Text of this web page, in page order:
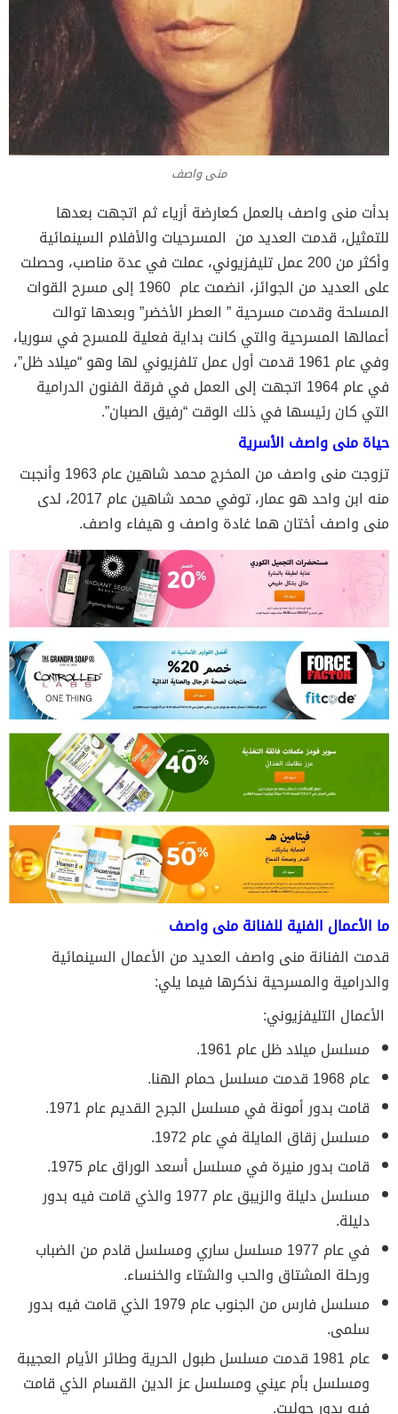
منى واصف
بدأت منى واصف بالعمل كعارضة أزياء ثم اتجهت بعدها
للتمثيل، قدمت العديد من المسرحيات والأفلام السينمائية
وأكثر من 200 عمل تليفزيوني، عملت في عدة مناصب، وحصلت
على العديد من الجوائز، انضمت عام 1960 إلى مسرح القوات
المسلحة وقدمت مسرحية ” العطر الأخضر” وبعدها توالت
أعمالها المسرحية والتي كانت بداية فعلية للمسرح في سوريا،
وفي عام 1961 قدمت أول عمل تلفزيوني لها وهو “ميلاد ظل”،
في عام 1964 اتجهت إلى العمل في فرقة الفنون الدرامية
التي كان رئيسها في ذلك الوقت “رفيق الصبان”.
حياة منى واصف الأسرية
تزوجت منى واصف من المخرج محمد شاهين عام 1963 وأنجبت
منه ابن واحد هو عمار، توفي محمد شاهين عام 2017، لدى
منى واصف أختان هما غادة واصف و هيفاء واصف.
ما الأعمال الفنية للفنانة منى واصف
قدمت الفنانة منى واصف العديد من الأعمال السينمائية
والدرامية والمسرحية نذكرها فيما يلي:
الأعمال التليفزيوني:
مسلسل ميلاد ظل عام 1961.
عام 1968 قدمت مسلسل حمام الهنا.
قامت بدور أمونة في مسلسل الجرح القديم عام 1971.
مسلسل زقاق المايلة في عام 1972.
قامت بدور منيرة في مسلسل أسعد الوراق عام 1975.
مسلسل دليلة والزيبق عام 1977 والذي قامت فيه بدور
دليلة.
في عام 1977 مسلسل ساري ومسلسل قادم من الضباب
ورحلة المشتاق والحب والشتاء والخنساء.
مسلسل فارس من الجنوب عام 1979 الذي قامت فيه بدور
سلمى.
عام 1981 قدمت مسلسل طبول الحرية وطائر الأيام العجيبة
ومسلسل بأم عيني ومسلسل عز الدين القسام الذي قامت
فيه بدور جوليت.